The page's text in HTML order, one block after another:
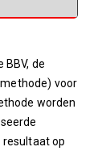
BBV, de
voor
worden
resultaat op